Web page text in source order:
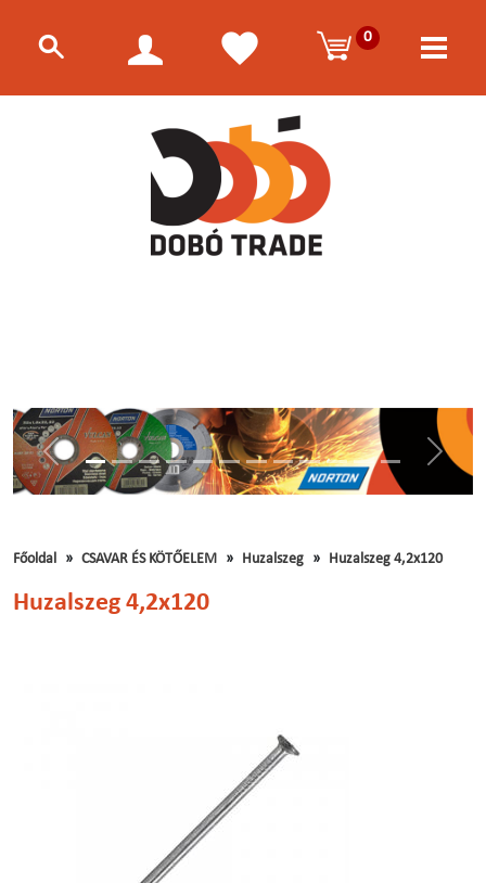
0
Előző
Főoldal CSAVAR ÉS KÖTŐELEM Huzalszeg Huzalszeg 4,2x120
Huzalszeg 4,2x120